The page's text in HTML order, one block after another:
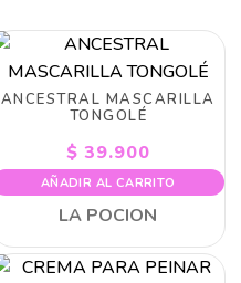
ANCESTRAL MASCARILLA
TONGOLÉ
$ 39.900
AÑADIR AL CARRITO
LA POCION